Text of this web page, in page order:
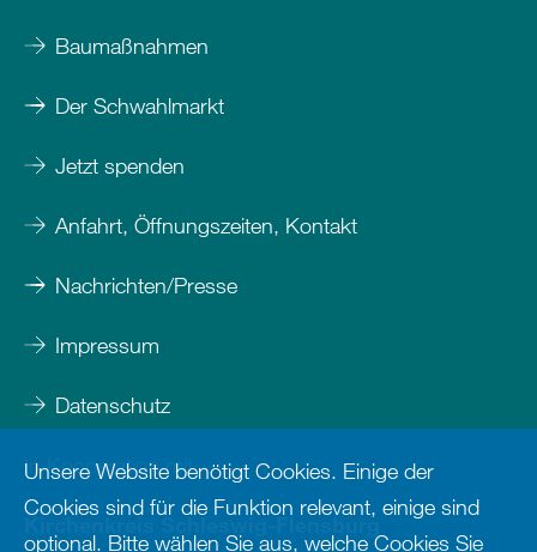
Baumaßnahmen
Der Schwahlmarkt
Jetzt spenden
Anfahrt, Öffnungszeiten, Kontakt
Nachrichten/Presse
Impressum
Datenschutz
In Kooperation mit
Kirchenkreis Schleswig-Flensburg
Unsere Website benötigt Cookies. Einige der
Cookies sind für die Funktion relevant, einige sind
optional. Bitte wählen Sie aus, welche Cookies Sie